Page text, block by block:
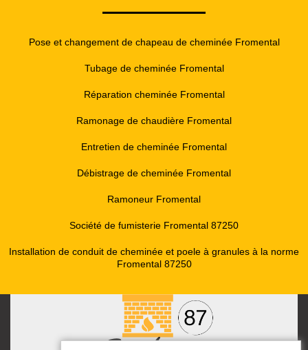
Pose et changement de chapeau de cheminée Fromental
Tubage de cheminée Fromental
Réparation cheminée Fromental
Ramonage de chaudière Fromental
Entretien de cheminée Fromental
Débistrage de cheminée Fromental
Ramoneur Fromental
Société de fumisterie Fromental 87250
Installation de conduit de cheminée et poele à granules à la norme
Fromental 87250